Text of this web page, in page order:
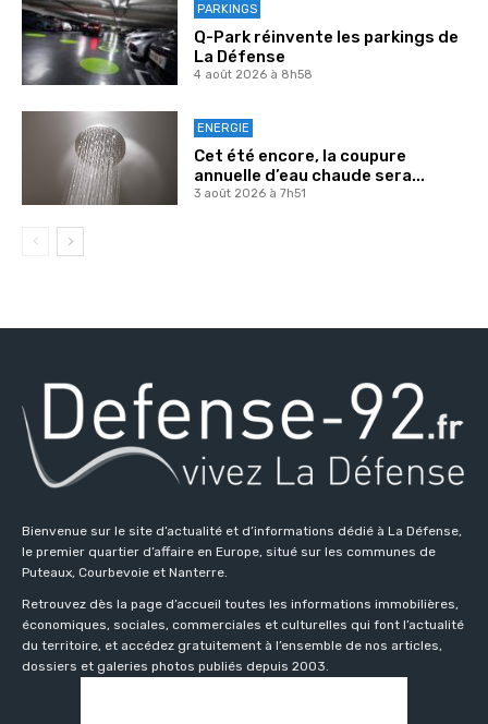
PARKINGS
Q-Park réinvente les parkings de
La Défense
4 août 2026 à 8h58
ENERGIE
Cet été encore, la coupure
annuelle d’eau chaude sera...
3 août 2026 à 7h51
Bienvenue sur le site d’actualité et d’informations dédié à La Défense,
le premier quartier d’affaire en Europe, situé sur les communes de
Puteaux, Courbevoie et Nanterre.
Retrouvez dès la page d’accueil toutes les informations immobilières,
économiques, sociales, commerciales et culturelles qui font l’actualité
du territoire, et accédez gratuitement à l’ensemble de nos articles,
dossiers et galeries photos publiés depuis 2003.